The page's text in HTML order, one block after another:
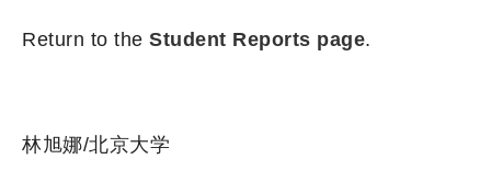
Return to the Student Reports page.
林旭娜/北京大学